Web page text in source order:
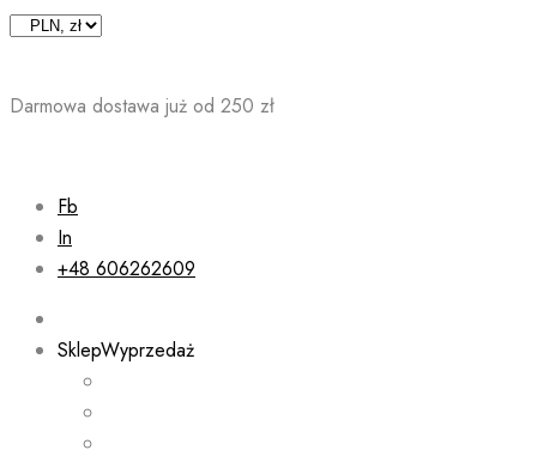
Skip
Darmowa dostawa już od 250 zł
Fb
In
+48 606262609
SklepWyprzedaż